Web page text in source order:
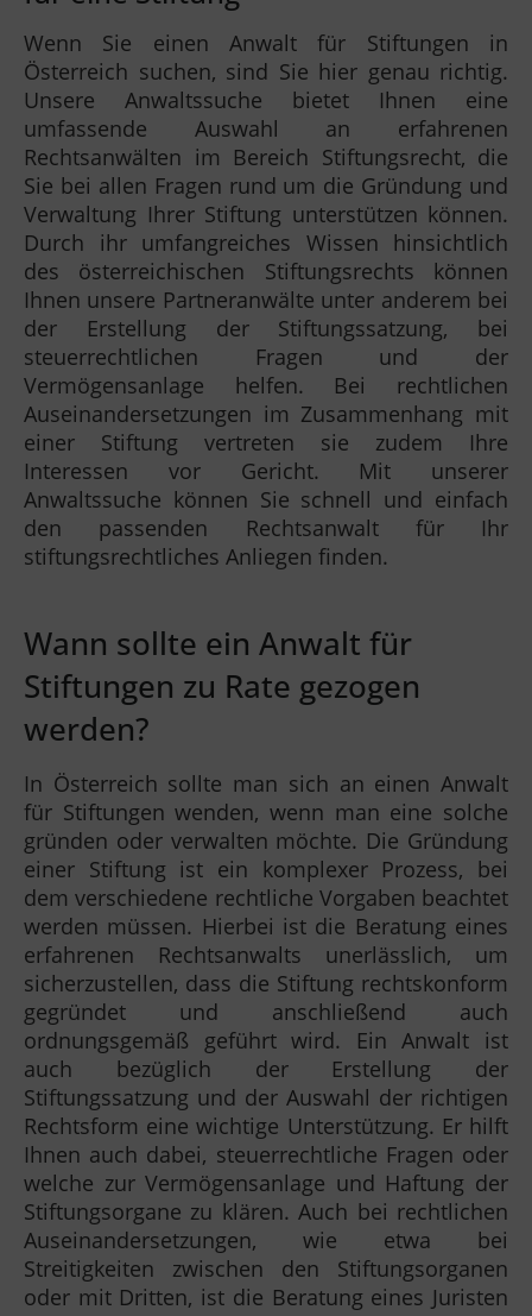
Wenn Sie einen Anwalt für Stiftungen in
Österreich suchen, sind Sie hier genau richtig.
Unsere Anwaltssuche bietet Ihnen eine
umfassende Auswahl an erfahrenen
Rechtsanwälten im Bereich Stiftungsrecht, die
Sie bei allen Fragen rund um die Gründung und
Verwaltung Ihrer Stiftung unterstützen können.
Durch ihr umfangreiches Wissen hinsichtlich
des österreichischen Stiftungsrechts können
Ihnen unsere Partneranwälte unter anderem bei
der Erstellung der Stiftungssatzung, bei
steuerrechtlichen Fragen und der
Vermögensanlage helfen. Bei rechtlichen
Auseinandersetzungen im Zusammenhang mit
einer Stiftung vertreten sie zudem Ihre
Interessen vor Gericht. Mit unserer
Anwaltssuche können Sie schnell und einfach
den passenden Rechtsanwalt für Ihr
stiftungsrechtliches Anliegen finden.
Wann sollte ein Anwalt für
Stiftungen zu Rate gezogen
werden?
In Österreich sollte man sich an einen Anwalt
für Stiftungen wenden, wenn man eine solche
gründen oder verwalten möchte. Die Gründung
einer Stiftung ist ein komplexer Prozess, bei
dem verschiedene rechtliche Vorgaben beachtet
werden müssen. Hierbei ist die Beratung eines
erfahrenen Rechtsanwalts unerlässlich, um
sicherzustellen, dass die Stiftung rechtskonform
gegründet und anschließend auch
ordnungsgemäß geführt wird. Ein Anwalt ist
auch bezüglich der Erstellung der
Stiftungssatzung und der Auswahl der richtigen
Rechtsform eine wichtige Unterstützung. Er hilft
Ihnen auch dabei, steuerrechtliche Fragen oder
welche zur Vermögensanlage und Haftung der
Stiftungsorgane zu klären. Auch bei rechtlichen
Auseinandersetzungen, wie etwa bei
Streitigkeiten zwischen den Stiftungsorganen
oder mit Dritten, ist die Beratung eines Juristen